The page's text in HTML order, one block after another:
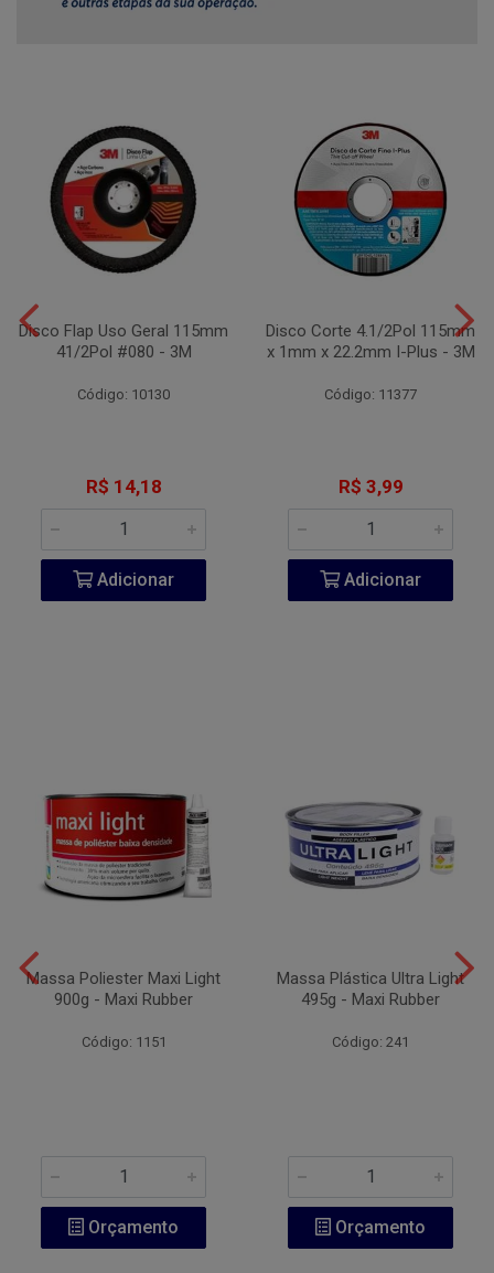
Disco Flap Uso Geral 115mm
41/2Pol #080 - 3M
Código: 10130
R$ 14,18
Adicionar
Disco Corte 4.1/2Pol 115mm
x 1mm x 22.2mm I-Plus - 3M
Código: 11377
R$ 3,99
Adicionar
Massa Poliester Maxi Light
900g - Maxi Rubber
Código: 1151
Orçamento
Massa Plástica Ultra Light
495g - Maxi Rubber
Código: 241
Orçamento